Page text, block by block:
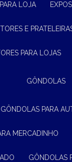
LOJA
E
PARA LOJAS
GÔNDOLAS
GÔNDOLAS PARA
MERCADINHO
GÔNDOLAS